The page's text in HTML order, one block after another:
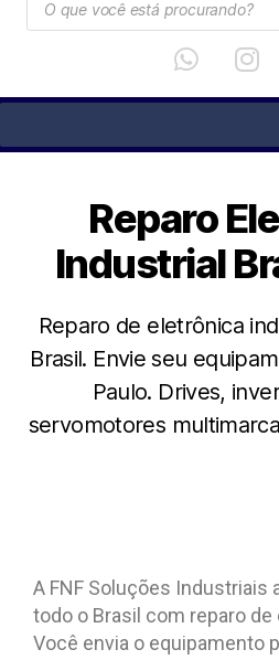
Reparo
Industrial
Reparo de eletrônica
Brasil. Envie seu
Paulo. Drives,
servomotores
A FNF Soluções Industriais
todo o Brasil com reparo
Você envia o equipamento